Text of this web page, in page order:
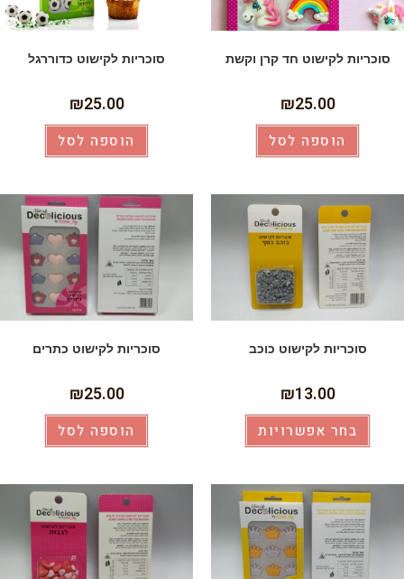
סוכריות לקישוט חד קרן וקשת
₪25.00
הוספה לסל
סוכריות לקישוט כדוררגל
₪25.00
הוספה לסל
סוכריות לקישוט כוכב
₪13.00
בחר אפשרויות
סוכריות לקישוט כתרים
₪25.00
הוספה לסל